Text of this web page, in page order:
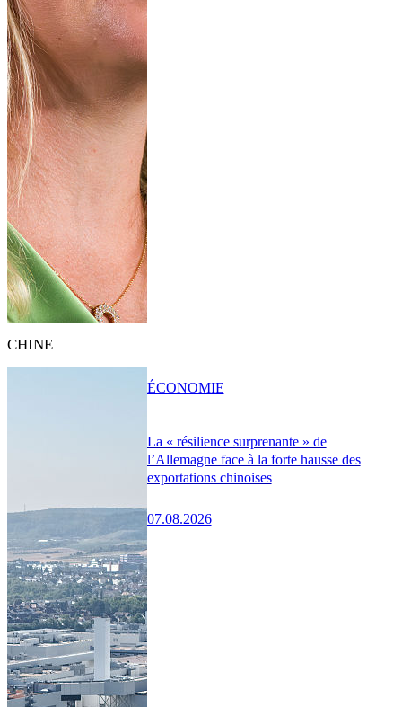
CHINE
La « résilience surprenante » de
l’Allemagne face à la forte hausse des
exportations chinoises
07.08.2026
ÉCONOMIE